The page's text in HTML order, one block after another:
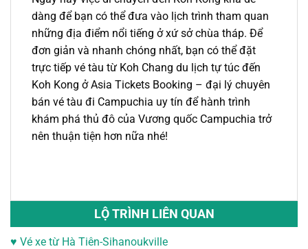
dàng để bạn có thể đưa vào lịch trình tham quan
những địa điểm nổi tiếng ở xứ sở chùa tháp. Để
đơn giản và nhanh chóng nhất, bạn có thể đặt
trực tiếp vé tàu từ Koh Chang du lịch tự túc đến
Koh Kong ở Asia Tickets Booking – đại lý chuyên
bán vé tàu đi Campuchia uy tín để hành trình
khám phá thủ đô của Vương quốc Campuchia trở
nên thuận tiện hơn nữa nhé!
LỘ TRÌNH LIÊN QUAN
♥ Vé xe từ Hà Tiên-Sihanoukville